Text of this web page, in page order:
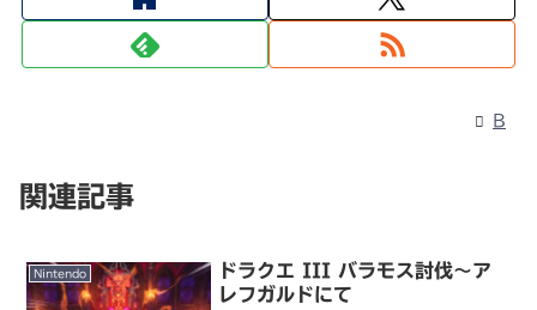
B
関連記事
Nintendo
ドラクエ III バラモス討伐～ア
レフガルドにて